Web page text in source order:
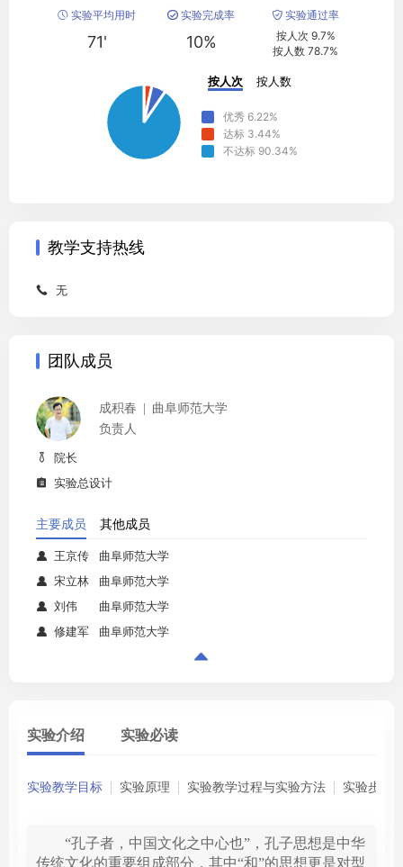
 实验平均用时
71'
 实验完成率
10%
 实验通过率
按人次 9.7%
按人数 78.7%
按人次 按人数
优秀 6.22%
达标 3.44%
不达标 90.34%
教学支持热线
 无
团队成员
成积春
曲阜师范大学
负责人
 院长
 实验总设计
主要成员 其他成员
 王京传 曲阜师范大学
 宋立林 曲阜师范大学
 刘伟 曲阜师范大学
 修建军 曲阜师范大学

实验介绍 实验必读
实验教学目标 实验原理 实验教学过程与实验方法 实验步骤
“孔子者，中国文化之中心也”，孔子思想是中华
传统文化的重要组成部分，其中“和”的思想更是对型